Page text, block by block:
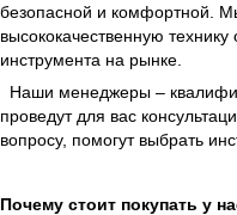
безопасной и комфортной.
высококачественную
инструмента на рынке.
Наши менеджеры –
проведут для вас
вопросу, помогут выбрать
Почему стоит покупать у